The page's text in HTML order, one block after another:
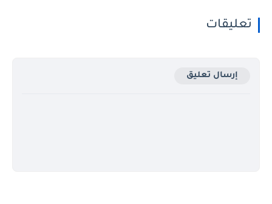
تعليقات
إرسال تعليق